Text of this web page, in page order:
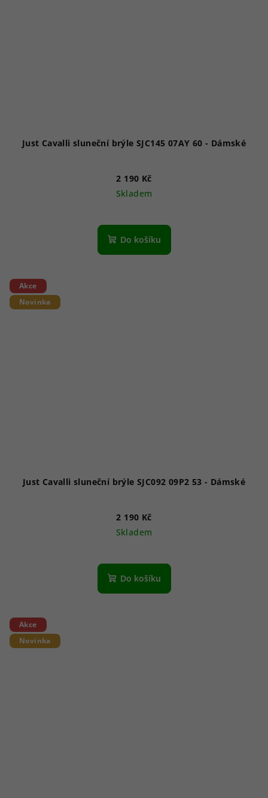
Just Cavalli sluneční brýle SJC145 07AY 60 - Dámské
2 190 Kč
Skladem
Do košíku
Akce
Novinka
Just Cavalli sluneční brýle SJC092 09P2 53 - Dámské
2 190 Kč
Skladem
Do košíku
Akce
Novinka